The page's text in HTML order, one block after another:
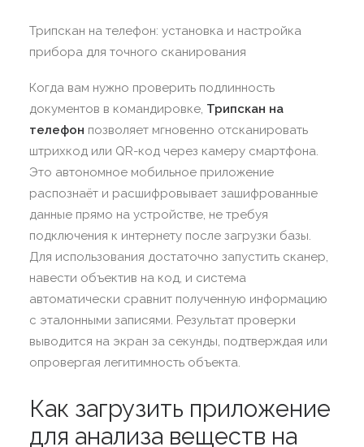
Трипскан на телефон: установка и настройка
прибора для точного сканирования
Когда вам нужно проверить подлинность
документов в командировке, Трипскан на
телефон позволяет мгновенно отсканировать
штрихкод или QR-код через камеру смартфона.
Это автономное мобильное приложение
распознаёт и расшифровывает зашифрованные
данные прямо на устройстве, не требуя
подключения к интернету после загрузки базы.
Для использования достаточно запустить сканер,
навести объектив на код, и система
автоматически сравнит полученную информацию
с эталонными записями. Результат проверки
выводится на экран за секунды, подтверждая или
опровергая легитимность объекта.
Как загрузить приложение
для анализа веществ на